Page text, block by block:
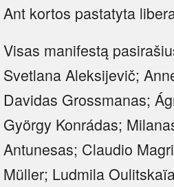
Ant kortos pastatyta
Visas manifestą
Svetlana Aleksijevič;
Davidas Grossmanas;
György Konrádas;
Antunesas; Claudio
Müller; Ludmila